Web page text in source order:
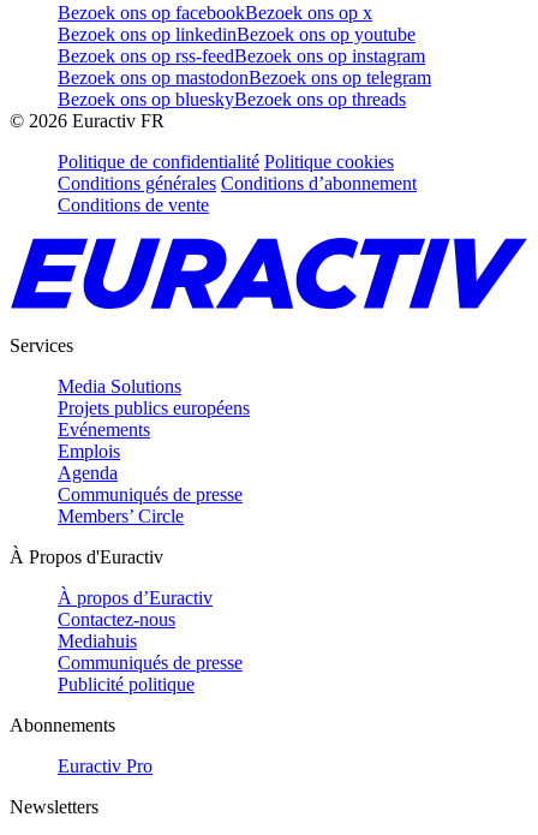
Bezoek ons op facebookBezoek ons op x
Bezoek ons op linkedinBezoek ons op youtube
Bezoek ons op rss-feedBezoek ons op instagram
Bezoek ons op mastodonBezoek ons op telegram
Bezoek ons op blueskyBezoek ons op threads
© 2026 Euractiv FR
Politique de confidentialité Politique cookies
Conditions générales Conditions d’abonnement
Conditions de vente
Services
Media Solutions
Projets publics européens
Evénements
Emplois
Agenda
Communiqués de presse
Members’ Circle
À Propos d'Euractiv
À propos d’Euractiv
Contactez-nous
Mediahuis
Communiqués de presse
Publicité politique
Abonnements
Euractiv Pro
Newsletters